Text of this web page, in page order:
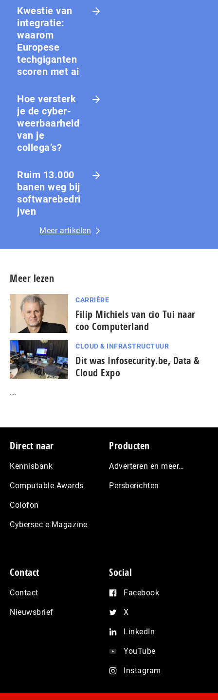
Kwestie van
integratie:
waarom
Europese
techgiganten
scoren met ai
Hoe versterk
je de cy­ber­
weer­baar­heid
van je
collega’s?
Ruim 13.000
banen weg bij
softwarebedri
jven
Meer artikelen
Meer lezen
CARRIÈRE
Filip Michiels van cio Tui naar
coo Computerland
CLOUD & INFRASTRUCTUUR
Dit was Infosecurity.be, Data &
Cloud Expo
...
Footer
Direct naar
Kennisbank
Computable Awards
Colofon
Cybersec e-Magazine
Producten
Adverteren en meer…
Persberichten
Contact
Contact
Nieuwsbrief
Social
Facebook
X
LinkedIn
YouTube
Instagram